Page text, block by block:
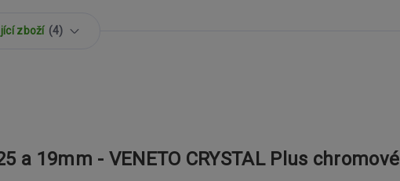
zboží 4
a 19mm - VENETO CRYSTAL Plus chromové